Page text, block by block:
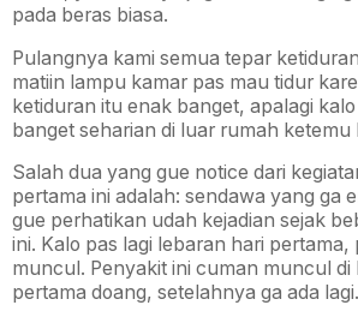
pada beras biasa.
Pulangnya kami semua tepar
matiin lampu kamar pas mau tidur
ketiduran itu enak banget, apalagi
banget seharian di luar rumah ketemu
Salah dua yang gue notice dari
pertama ini adalah: sendawa yang ga
gue perhatikan udah kejadian sejak
ini. Kalo pas lagi lebaran hari pertama,
muncul. Penyakit ini cuman muncul di
pertama doang, setelahnya ga ada